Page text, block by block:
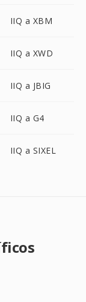
IIQ a XBM
IIQ a XWD
IIQ a JBIG
IIQ a G4
IIQ a SIXEL